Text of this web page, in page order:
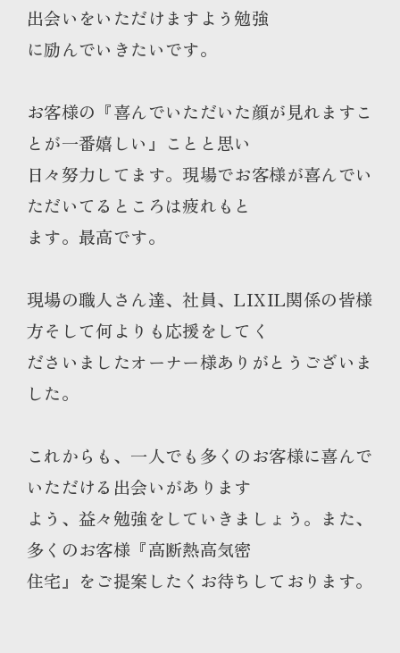
出会いをいただけますよう勉強
に励んでいきたいです。
お客様の『喜んでいただいた顔が見れますこ
とが一番嬉しい』ことと思い
日々努力してます。現場でお客様が喜んでい
ただいてるところは疲れもと
ます。最高です。
現場の職人さん達、社員、LIXIL関係の皆様
方そして何よりも応援をしてく
ださいましたオーナー様ありがとうございま
した。
これからも、一人でも多くのお客様に喜んで
いただける出会いがあります
よう、益々勉強をしていきましょう。また、
多くのお客様『高断熱高気密
住宅』をご提案したくお待ちしております。